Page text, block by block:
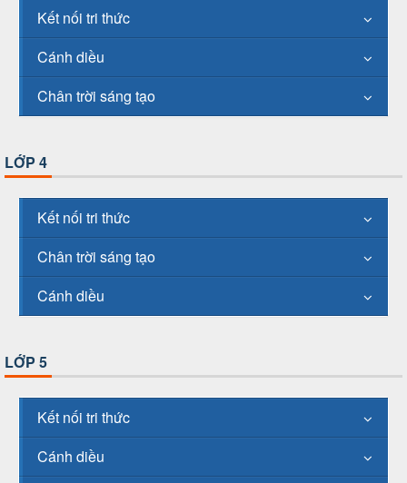
Kết nối tri thức
Cánh diều
Chân trời sáng tạo
LỚP 4
Kết nối tri thức
Chân trời sáng tạo
Cánh diều
LỚP 5
Kết nối tri thức
Cánh diều